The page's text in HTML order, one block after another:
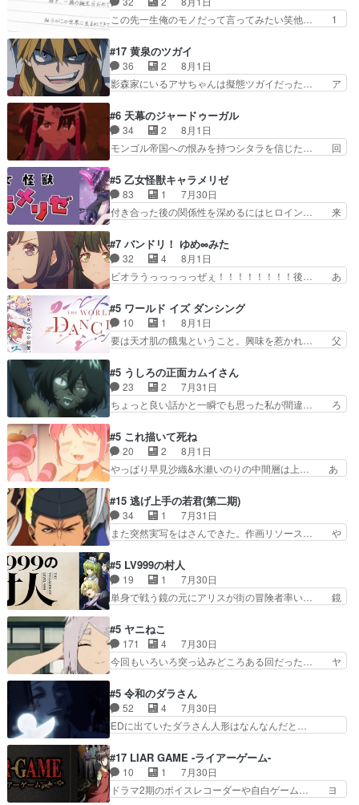
うとると言わんかい！引… ショウくんと対等に話
すためにゲームをする…
の探偵としての初事件にしてちょ… ・急にクイズ
番組が始まったw・妖精ウソノ… るるかの助手だ
の！？クレアさん探偵すぎ… 突然のポアロクイズ
は草なんよ。んで、あん… 今回からついにくれあ
が探偵事務所の仲間に…
この先一生俺のモノだって言ってみたい笑他… 1
さん柚子に18年分の誕生日プレゼント… 柚子は
鬼龍院家から初めて学校に通う事にな… プレゼン
ト攻撃ヤバすぎるwwwヴァイオレ… 玲夜さまサ
プライズの、これまでの柚子ちゃ… 玲夜から柚子
んへ…もう中学生な… 梅原の人が18歳になるま
での誕生プレゼン… なよなよした男（cv石田彰）
梅ちゃんがた…
#17 黄泉のツガイ
36 2
8月1日
影森家にいるアサちゃんは擬態ツガイだった… ア
にアサはいなかった逆にガブちゃんはい… 影森の
当主が際限なくツガイを増やせるのに… 今回はも
うガブちゃんさんの悲鳴にも似た怒… ユルと戦っ
た時から伏線が張られていたのが… しかしアサ
い筈のガブちゃん、アキオの… 色々とひっかけが
あって、最終的に嫌な終わ… ゴンゾウが従える大
量のツガイに何事かと思…
#6 天幕のジャードゥーガル
34 2
8月1日
モンゴル帝国への恨みを持つシタラを信じた… 回
タイの妃になってもその心は晴れず、モ… ドレゲ
ネの過去、宝石だった彼女が人になり… ドレゲネ
の過去、、辛かった、、あのジャタ… 年上旦那が
良い人でも、女は宝石でただ笑っ… ダイルの儀式
過去には同情の言葉しか…シ… 奥様に悲しい過
去…萌え袖が可愛いね、と思… ドレゲネとシタ
ラ、2人だけの同盟が結成さ…
#5 乙女怪獣キャラメリゼ
83 1
7月30日
付き合った後の関係性を深めるにはヒロイン… 来
とメスってて何この可愛い生物。クラス… 付き合
い始めたら始めたでまた違った悩みが… と一歩ず
つ踏み出す黒絵ちゃん微笑ま新汰の… ツインテー
ルが可愛いお茶目な妹ちゃんです… しかも過去も
らっしゃるからかしらお顔が… 黒絵「怪獣に憧れ
るのはいいけど自分自身が… 素の自分はどちらな
のかはまだ不明だが見せ…
#7 バンドリ！ ゆめ∞みた
32 4
8月1日
ビオラうっっっっっぜぇ！！！！！！！！後… あ
ラが悪魔すぎて気分が悪くなってきたこ… 声優ま
とめました(７話まで)仲町あられ/… ビオラの策略
がバッチリ嵌って最高wwwこ… 自信あれば評価
なんて気にしないし、充実し… ・バーチャルだけ
け？と思ったら歌唱シーン… の、らいぶシーン
＿!!­­--­­--­… それだけでええやん！！しかし、ビオラ
が仕…
#5 ワールド イズ ダンシング
10 1
8月1日
要は天才肌の餓鬼ということ。興味を惹かれ… 父
の鬼夜叉と田楽の増次郎。小さないざこ… 着眼点
は良くとも、先鋭的すぎるのか。芸能… 鬼夜叉は
石也と共に観世座をあとにし、三条… 観世座を離
れ、三条坊門御所で日々を送る鬼… 「お前(鬼夜
子舞勝負。鬼夜叉は猫の動き… 登場人物の我が強
い。新しい獅子舞に拘って… 第５話を
primevideoで視聴しまし…
#5 うしろの正面カムイさん
23 2
7月31日
ちょっと良い話かと一瞬でも思った私が間違… ろ
も1日お疲れ様でした～───昨晩～今… 幼女に拾
われたお市ちゃんの恩返し。化け猫… 役にて出演
させていただきました。ジョアン… トイ・ストー
リーみたいな始まり。流石に除… 猫相手になんで
し良い話化け猫は油が好物… 今回はあかやし1体
のみで15分。金持ちの… 今更だけど霊が性行為
で祓えることは何とな…
#5 これ描いて死ね
20 2
8月1日
やっぱり早見沙織&水瀬いのりの中間層は上… あ
人物が増えてわいわいしたところが好き… 初コミ
ティアで２０冊刷りは妥当だよね。俺… 藤森さん
のママ向けの漫画で、また涙腺が⋯… 〜漫画に
「想い」をこめよう｣娘に漫画であ… 何回この作
てコミティアっていいなあ。同… コミティア参加
のしおりを徹夜で作る先生(… お母さん、娘にあ
んな漫画描かれたら泣いち…
#15 逃げ上手の若君(第二期)
34 1
7月31日
また突然実写をはさんできた。作画リソース… や
歳まで童貞だと魔法使いになれるという… こっち
の諏訪の三大将もまたクセが強いw色… 頼重が完
全にブレーンだよね毎回敵キャラが… 弧次郎「欲
を我慢して強くなれるなら大飯食… 変化球な演出
ていただきました！最終的に… この高らかなDT
宣言、合田一人に通じるも… この作品は近年稀に
見るおっさんキャラの充…
#5 LV999の村人
19 1
7月30日
単身で戦う鏡の元にアリスが街の冒険者率い… 鏡
なががんばってくれたアリスの父ちゃん… 成長限
界が999である村人と定めた上位存… 大規模バト
ルシーンなのに会話してばっかり… やっぱり勇者
より強かったか笑統率力LV9… 普通の人間の親子
組みか‥Lv200帯の… そのために役割を超越する
者の出現させるた… アリスのお陰で他の勇者達も
共闘してくれ魔…
#5 ヤニねこ
171 4
7月30日
今回もいろいろ突っ込みどころある回だった… ヤ
ちゃんの恋愛話をしたり、タバコを生産… ここう
っすら思ったことズバリ言ってくれて… おかし
い、さわやかだ 世話好きの陰に支配… ヤクねこ
のクワガタ取りの話見て切なくなっ… 普段は選別
れww唐突な作画力の正… なんか今日はかなり一
瞬で終わっちまったっ… 先週と比べてまだまとも
に見えた。4話は過…
#5 令和のダラさん
52 4
7月30日
EDに出ていたダラさん人形はなんなんだと…
惨な過去がきっちり現代に継承されている… ダラ
さんと姉弟の母との出会いの話やはりダ… ダラさ
んの過去話も佳境…げに恐ろしいは人… 第５話感
想：２人の過剰な貢ぎ物?の礼とし… 第５話感
#17 LIAR GAME -ライアーゲーム-
10 1
7月30日
ドラマ2期のボイスレコーダーや自白ゲーム… ヨ